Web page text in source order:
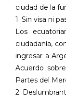
ciudad de la
1. Sin visa ni
Los
ciudadanía,
ingresar a
Acuerdo
Partes del
2.